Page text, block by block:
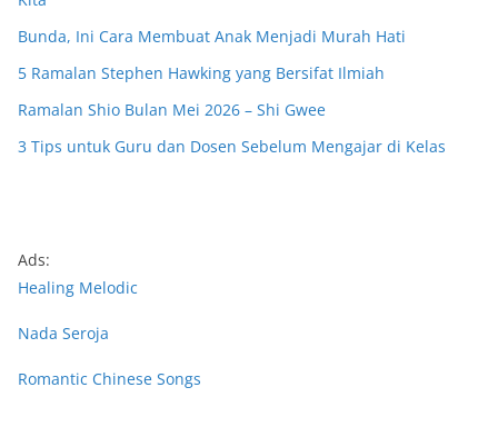
Bunda, Ini Cara Membuat Anak Menjadi Murah Hati
5 Ramalan Stephen Hawking yang Bersifat Ilmiah
Ramalan Shio Bulan Mei 2026 – Shi Gwee
3 Tips untuk Guru dan Dosen Sebelum Mengajar di Kelas
Ads:
Healing Melodic
Nada Seroja
Romantic Chinese Songs